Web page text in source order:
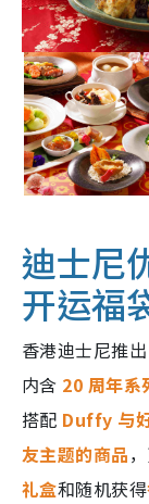
迪士尼
开运福
香港迪士尼推
内含 20 周年系
搭配 Duffy 与
友主题的商品
礼盒和随机获得